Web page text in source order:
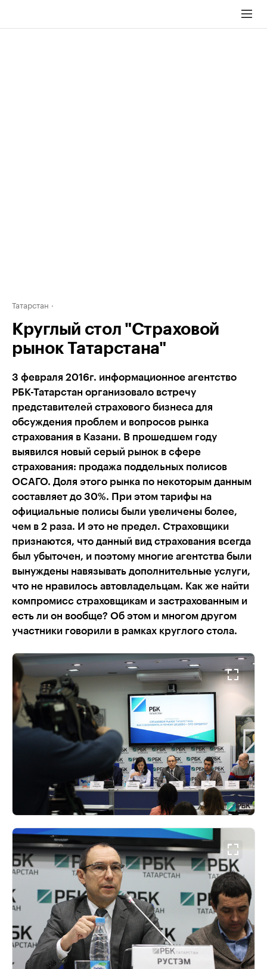
Татарстан
Круглый стол "Страховой
рынок Татарстана"
3 февраля 2016г. информационное агентство
РБК-Татарстан организовало встречу
представителей страхового бизнеса для
обсуждения проблем и вопросов рынка
страхования в Казани. В прошедшем году
выявился новый серый рынок в сфере
страхования: продажа поддельных полисов
ОСАГО. Доля этого рынка по некоторым данным
составляет до 30%. При этом тарифы на
официальные полисы были увеличены более,
чем в 2 раза. И это не предел. Страховщики
признаются, что данный вид страхования всегда
был убыточен, и поэтому многие агентства были
вынуждены навязывать дополнительные услуги,
что не нравилось автовладельцам. Как же найти
компромисс страховщикам и застрахованным и
есть ли он вообще? Об этом и многом другом
участники говорили в рамках круглого стола.